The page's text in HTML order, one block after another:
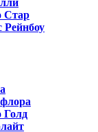
Стар
Рейнбоу
Голд